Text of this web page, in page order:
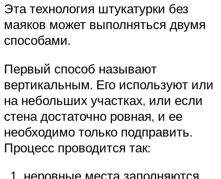
Эта технология штукатурки без
маяков может выполняться двумя
способами.
Первый способ называют
вертикальным. Его используют или
на небольших участках, или если
стена достаточно ровная, и ее
необходимо только подправить.
Процесс проводится так:
неровные места заполняются